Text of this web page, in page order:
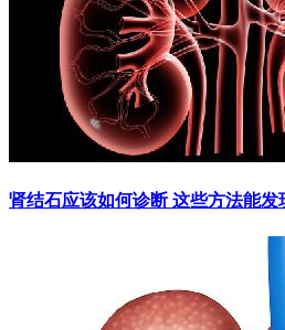
肾结石应该如何诊断 这些方法能发